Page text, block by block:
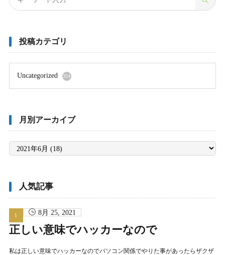
投稿カテゴリ
Uncategorized 354
月別アーカイブ
月
ア
ブ
人気記事
8月 25, 2021
正しい意味でハッカーなので
私は正しい意味でハッカーなのでパソコン関係でやりた事があったらザクザ